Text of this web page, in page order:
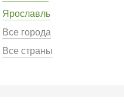
Ярославль
Все города
Все страны